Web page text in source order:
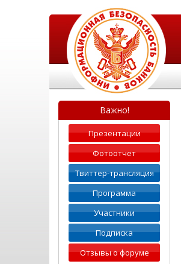
Важно!
Презентации
Фотоотчет
Твиттер-трансляция
Программа
Участники
Подписка
Отзывы о форуме